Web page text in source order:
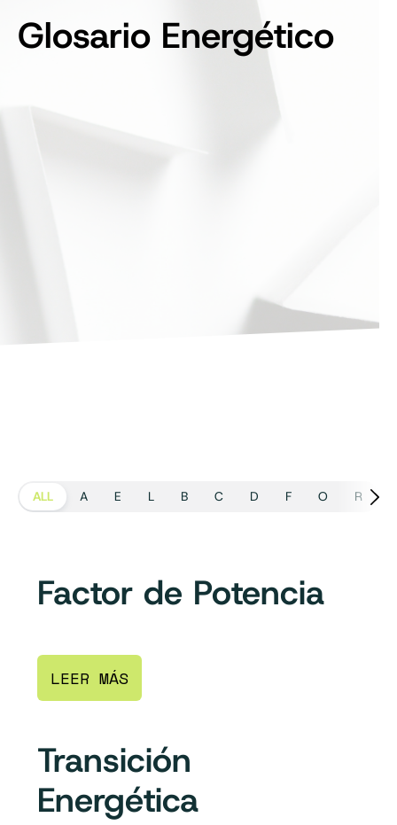
Glosario Energético
ALL A E L B C D F O R
Factor de Potencia
LEER MÁS
Transición
Energética